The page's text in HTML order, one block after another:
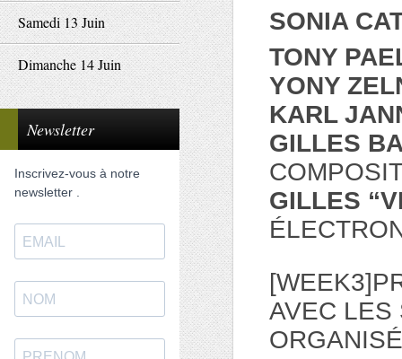
Samedi 13 Juin
Dimanche 14 Juin
Newsletter
Inscrivez-vous à notre
newsletter .
SONIA
TONY
YONY
KARL
GILLES
GILLES
AVEC